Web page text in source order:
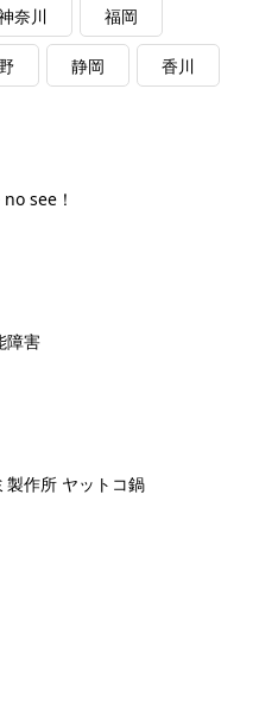
奈川 福岡
静岡 香川
see！
障害
製作所 ヤットコ鍋